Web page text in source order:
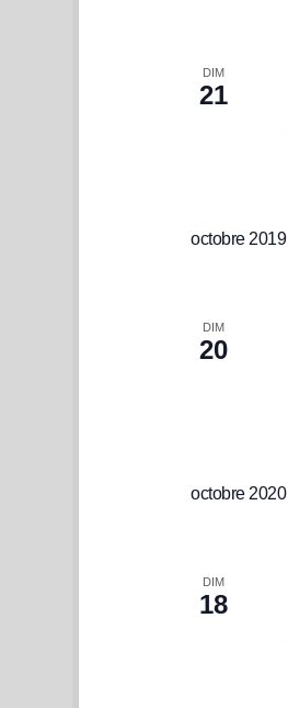
DIM
21
octobre 2019
DIM
20
octobre 2020
DIM
18